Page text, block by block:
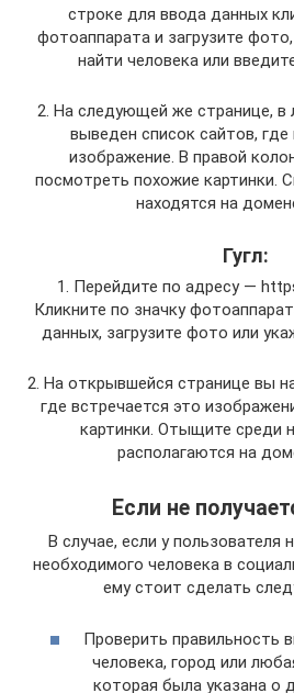
строке для ввода данных
фотоаппарата и загрузите
найти человека или
2. На следующей же странице, в
выведен список сайтов, где
изображение. В правой
посмотреть похожие картинки.
находятся на
Гугл:
1. Перейдите по адресу —
Кликните по значку
данных, загрузите фото или
2. На открывшейся странице вы
где встречается это
картинки. Отыщите среди
располагаются на
Если не
В случае, если у пользователя
необходимого человека в
ему стоит сделать
Проверить правильность
человека, город или
которая была указана о